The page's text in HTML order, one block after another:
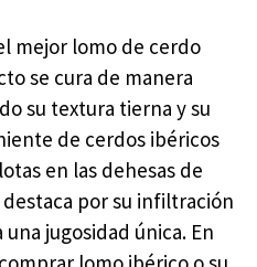
mejor lomo de cerdo
se cura de manera
su textura tierna y su
de cerdos ibéricos
en las dehesas de
por su infiltración
jugosidad única. En